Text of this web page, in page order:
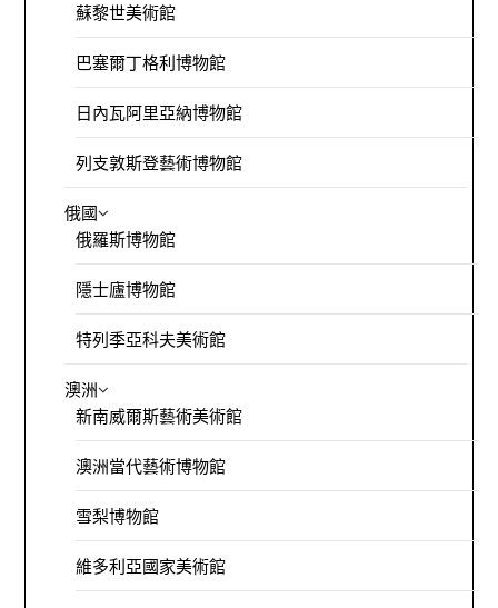
蘇黎世美術館
巴塞爾丁格利博物館
日內瓦阿里亞納博物館
列支敦斯登藝術博物館
俄國
俄羅斯博物館
隱士廬博物館
特列季亞科夫美術館
澳洲
新南威爾斯藝術美術館
澳洲當代藝術博物館
雪梨博物館
維多利亞國家美術館